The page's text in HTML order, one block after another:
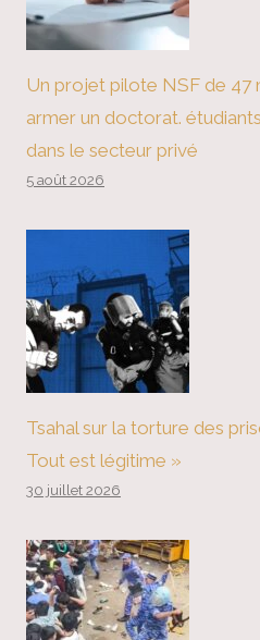
Un projet pilote NSF de 47
armer un doctorat.
dans le secteur privé
5 août 2026
Tsahal sur la torture des
Tout est légitime »
30 juillet 2026